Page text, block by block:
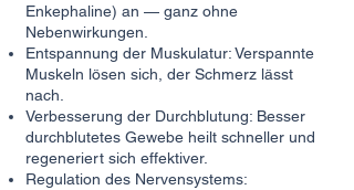
Enkephaline) an — ganz ohne
Nebenwirkungen.
Entspannung der Muskulatur: Verspannte
Muskeln lösen sich, der Schmerz lässt
nach.
Verbesserung der Durchblutung: Besser
durchblutetes Gewebe heilt schneller und
regeneriert sich effektiver.
Regulation des Nervensystems: